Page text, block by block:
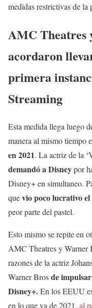
medidas restrictivas de la
AMC Theatres
acordaron
primera
Streaming
Esta medida llega luego
manera al mismo tiempo
en 2021. La actriz de la
demandó a Disneypor
Disney+ en simultaneo.
quevio poco lucrativo
peor parte del pastel.
Esto mismo se repite en
AMC Theatres y Warner
razones de la actriz
Warner Brosde
Disney+.En los EEUU
en lo que va de 2021, al